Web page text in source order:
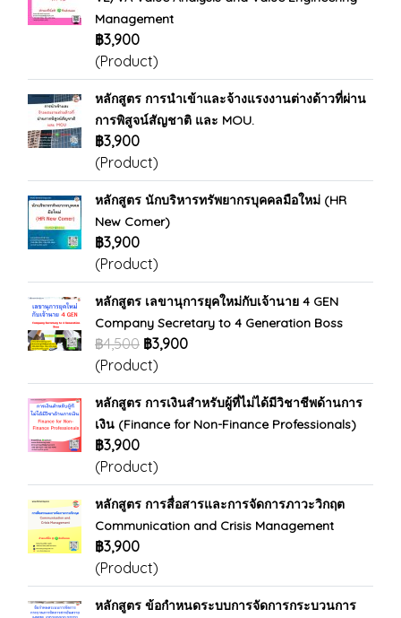
Management
฿3,900
(Product)
หลักสูตร การนำเข้าและจ้างแรงงานต่างด้าวที่ผ่าน
การพิสูจน์สัญชาติ และ MOU.
฿3,900
(Product)
หลักสูตร นักบริหารทรัพยากรบุคคลมือใหม่ (HR
New Comer)
฿3,900
(Product)
หลักสูตร เลขานุการยุคใหม่กับเจ้านาย 4 GEN
Company Secretary to 4 Generation Boss
฿4,500 ฿3,900
(Product)
หลักสูตร การเงินสำหรับผู้ที่ไม่ได้มีวิชาชีพด้านการ
เงิน (Finance for Non-Finance Professionals)
฿3,900
(Product)
หลักสูตร การสื่อสารและการจัดการภาวะวิกฤต
Communication and Crisis Management
฿3,900
(Product)
หลักสูตร ข้อกำหนดระบบการจัดการกระบวนการ